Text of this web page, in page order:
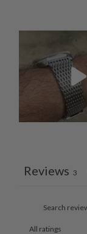
Reviews 3